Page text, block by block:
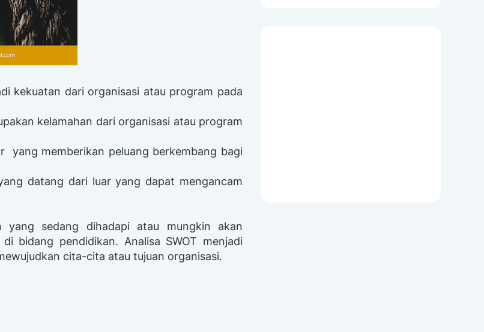
kekuatan dari organisasi atau program pada
kelamahan dari organisasi atau program
yang memberikan peluang berkembang bagi
datang dari luar yang dapat mengancam
yang sedang dihadapi atau mungkin akan
bidang pendidikan. Analisa SWOT menjadi
cita-cita atau tujuan organisasi.